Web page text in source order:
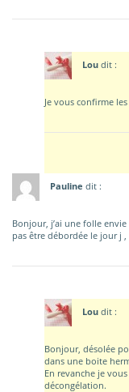
Lou dit :
Je vous confirme
Pauline dit :
Bonjour, j’ai une folle
pas être débordée le jour j
Lou dit :
Bonjour, désolée
dans une boite
En revanche je
décongélation.